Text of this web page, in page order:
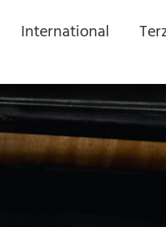
International